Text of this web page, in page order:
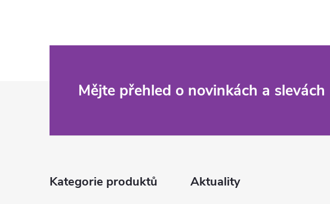
Mějte přehled o novinkách a slevách
Kategorie produktů Aktuality